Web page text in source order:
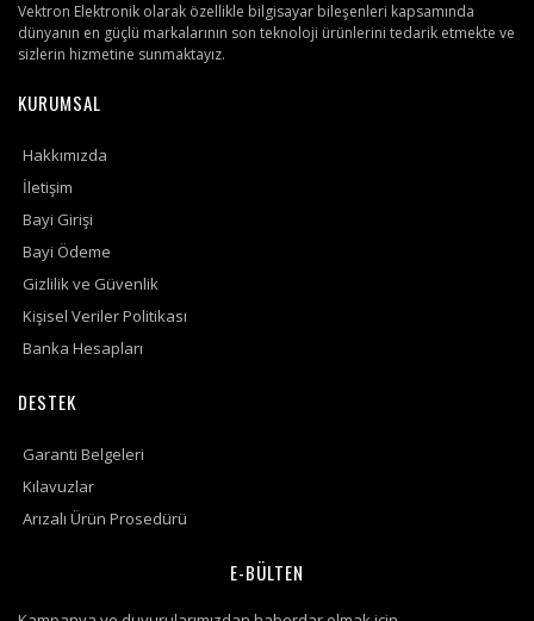
Vektron Elektronik olarak özellikle bilgisayar bileşenleri kapsamında
dünyanın en güçlü markalarının son teknoloji ürünlerini tedarik etmekte ve
sizlerin hizmetine sunmaktayız.
KURUMSAL
Hakkımızda
İletişim
Bayi Girişi
Bayi Ödeme
Gizlilik ve Güvenlik
Kişisel Veriler Politikası
Banka Hesapları
DESTEK
Garanti Belgeleri
Kılavuzlar
Arızalı Ürün Prosedürü
E-BÜLTEN